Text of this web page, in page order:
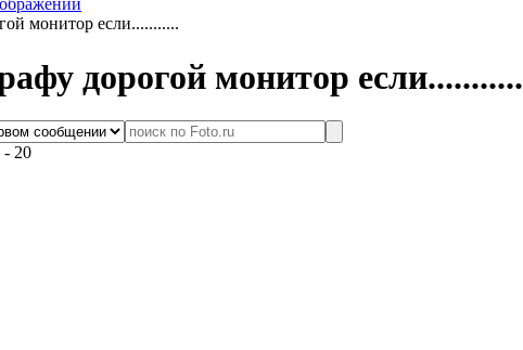
монитор если...........
дорогой монитор если...........
- 20